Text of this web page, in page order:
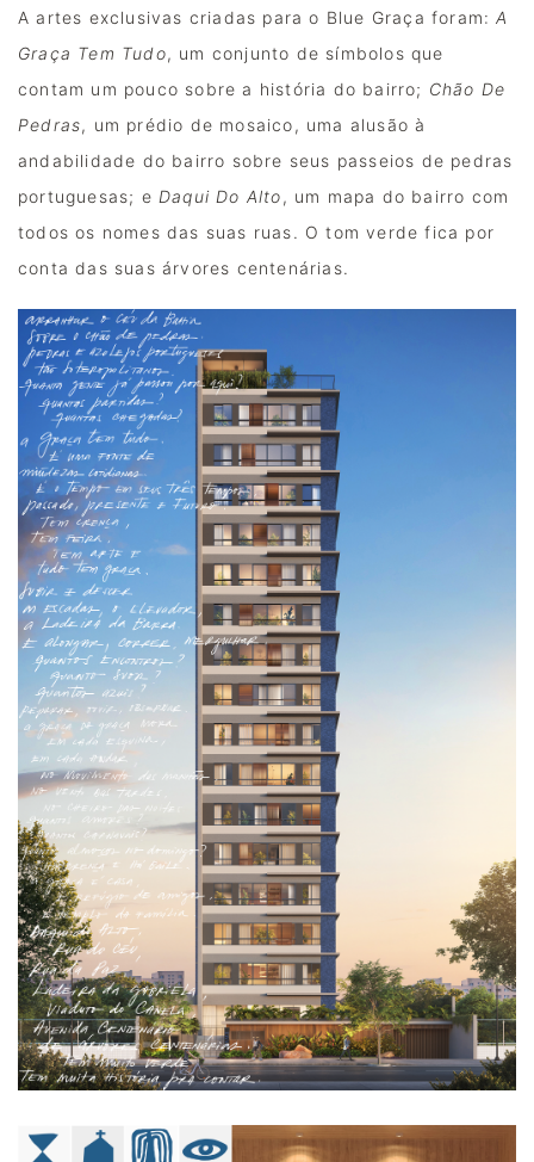
A artes exclusivas criadas para o Blue Graça foram: A
Graça Tem Tudo, um conjunto de símbolos que
contam um pouco sobre a história do bairro; Chão De
Pedras, um prédio de mosaico, uma alusão à
andabilidade do bairro sobre seus passeios de pedras
portuguesas; e Daqui Do Alto, um mapa do bairro com
todos os nomes das suas ruas. O tom verde fica por
conta das suas árvores centenárias.